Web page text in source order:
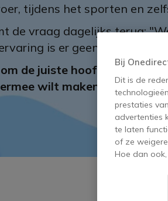
tijdens het sporten en
de vraag dagelijks terug:
is er geen universeel
de juiste hoofdtelefoon
wilt maken. Besteed
Bij
Dit is de
prestaties
advertenties
te laten
of ze
Hoe dan